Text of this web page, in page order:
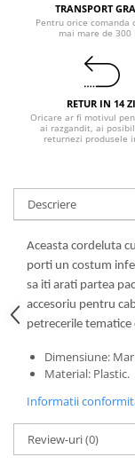
Petrecere Disco
Petrecere Anii '20
Petrecere Mexicana
Petrecere Tropicala
Summer Party
Petrecere Majorat
Petrecere 50 ani
Ocazie
Craciun
Anul Nou
Gender Reveal
Baby Shower
Halloween
Petrecere 1 An
Petrecerea
TRANSPORT
Pentru orice comanda
mai mare de 300
RETUR IN 14
Oricare ar fi motivul
ai razgandit, ai
returnezi produsele
Descriere
Aceasta cordeluta
porti un costum
sa iti arati partea
accesoriu pentru
petrecerile tematice
Dimensiune:
Material: Plastic.
Informatii
Review-uri(0)